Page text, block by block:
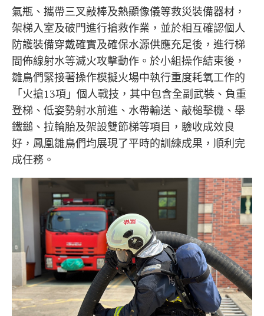
氣瓶、攜帶三叉敲棒及熱顯像儀等救災裝備器材，
架梯入室及破門進行搶救作業，並於相互確認個人
防護裝備穿戴確實及確保水源供應充足後，進行梯
間佈線射水等滅火攻擊動作。於小組操作結束後，
雛鳥們緊接著操作模擬火場中執行重度耗氧工作的
「火搶13項」個人戰技，其中包含全副武裝、負重
登梯、低姿勢射水前進、水帶輸送、敲槌擊機、舉
鐵鎚、拉輪胎及架設雙節梯等項目，驗收成效良
好，鳳凰雛鳥們均展現了平時的訓練成果，順利完
成任務。